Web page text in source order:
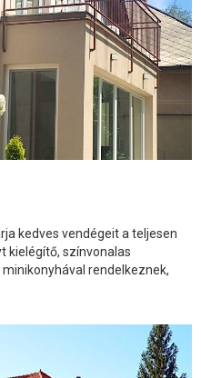
kedves vendégeit a teljesen
kielégítő, színvonalas
rendelkeznek,